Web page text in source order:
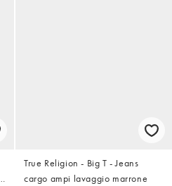
True Religion - Big T - Jeans
cargo ampi lavaggio marrone